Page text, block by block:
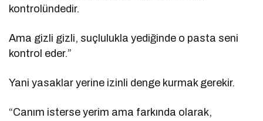
kontrolündedir.
Ama gizli gizli, suçlulukla yediğinde o pasta seni
kontrol eder.”
Yani yasaklar yerine izinli denge kurmak gerekir.
“Canım isterse yerim ama farkında olarak,